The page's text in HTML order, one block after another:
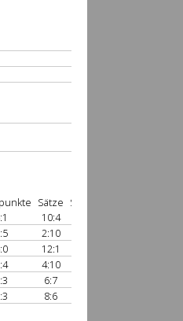
Sätze Spiele
10:4
2:10
12:1
4:10
6:7
8:6